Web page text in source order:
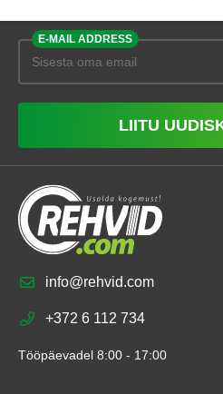
E-MAIL ADDRESS
LIITU
info@rehvid.com
+372 6 112 734
Tööpäevadel 8:00 - 17:00